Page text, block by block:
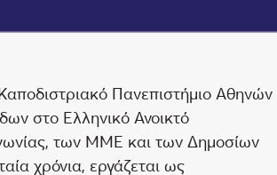
Πανεπιστήμιο Αθηνών
στο Ελληνικό Ανοικτό
των ΜΜΕ και των Δημοσίων
χρόνια, εργάζεται ως